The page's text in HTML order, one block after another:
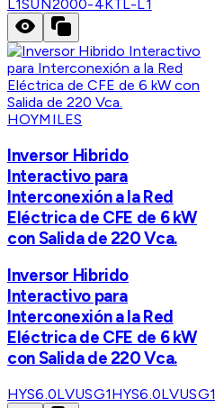
L1SUN2000-4KTL-L1
HOYMILES
Inversor Hibrido
Interactivo para
Interconexión a la Red
Eléctrica de CFE de 6 kW
con Salida de 220 Vca.
Inversor Hibrido
Interactivo para
Interconexión a la Red
Eléctrica de CFE de 6 kW
con Salida de 220 Vca.
HYS6.0LVUSG1HYS6.0LVUSG1